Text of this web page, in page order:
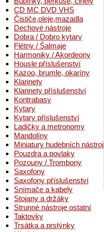
CD MC DVD VHS
Čističe,oleje,mazadla
Dechové nástroje
Dobra / Dobro kytary
Flétny / Šalmaje
Harmoniky / Akordeony
Housle příslušenství
Kazoo, brumle, okaríny
Klarinety
Klarinety příslušenství
Kontrabasy
Kytary
Kytary příslušenství
Ladičky a metronomy
Mandolíny
Miniatury hudebních nástrojů
Pouzdra a povlaky
Pozouny / Trombony
Saxofony
Saxofony příslušenství
Snímače a kabely
Stojany a držáky
Strunné nástroje ostatní
Taktovky
Trsátka a prstýnky